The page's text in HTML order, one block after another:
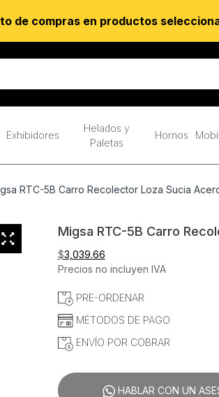
Exhibidores
Helados y
Paletas
Hornos
RTC-5B Carro Recolector Loza Sucia
Migsa RTC-5B Carro
$3,039.66
Precios no incluyen IVA
PRE-ORDENAR
MÉTODOS DE PAGO
ENVÍO POR COBRAR
HABLAR CON UN
de compras en productos